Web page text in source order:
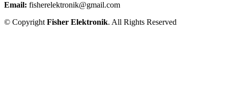
Email: fisherelektronik@gmail.com
© CopyrightFisher Elektronik. All Rights Reserved